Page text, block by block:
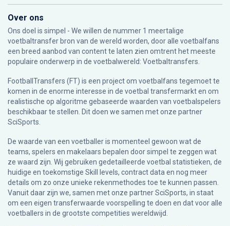
Over ons
Ons doel is simpel - We willen de nummer 1 meertalige
voetbaltransfer bron van de wereld worden, door alle voetbalfans
een breed aanbod van content te laten zien omtrent het meeste
populaire onderwerp in de voetbalwereld: Voetbaltransfers.
FootballTransfers (FT) is een project om voetbalfans tegemoet te
komen in de enorme interesse in de voetbal transfermarkt en om
realistische op algoritme gebaseerde waarden van voetbalspelers
beschikbaar te stellen. Dit doen we samen met onze partner
SciSports
De waarde van een voetballer is momenteel gewoon wat de
teams, spelers en makelaars bepalen door simpel te zeggen wat
ze waard zijn. Wij gebruiken gedetailleerde voetbal statistieken, de
huidige en toekomstige Skill levels, contract data en nog meer
details om zo onze unieke rekenmethodes toe te kunnen passen.
Vanuit daar zijn we, samen met onze partner SciSports, in staat
om een eigen transferwaarde voorspelling te doen en dat voor alle
voetballers in de grootste competities wereldwijd.